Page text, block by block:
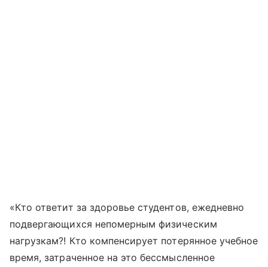
«Кто ответит за здоровье студентов, ежедневно
подвергающихся непомерным физическим
нагрузкам?! Кто компенсирует потерянное учебное
время, затраченное на это бессмысленное